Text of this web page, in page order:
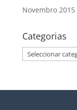
Novembro 2015
Categorias
Categorias